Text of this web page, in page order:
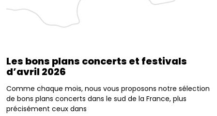
Les bons plans concerts et festivals
d’avril 2026
Comme chaque mois, nous vous proposons notre sélection
de bons plans concerts dans le sud de la France, plus
précisément ceux dans